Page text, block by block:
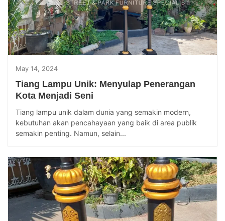
May 14, 2024
Tiang Lampu Unik: Menyulap Penerangan
Kota Menjadi Seni
Tiang lampu unik dalam dunia yang semakin modern,
kebutuhan akan pencahayaan yang baik di area publik
semakin penting. Namun, selain...